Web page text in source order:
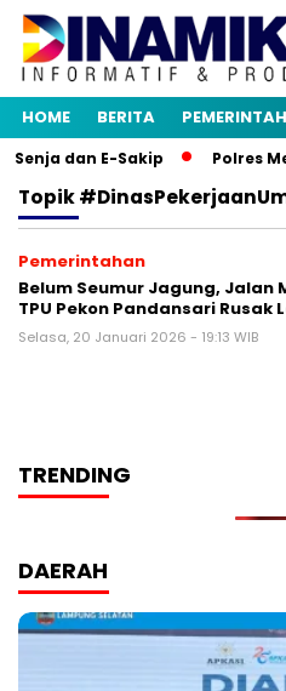
HOME BERITA
dan E-Sakip Polres
Topik
Pemerintahan
Belum Seumur Jagung, Jalan
TPU Pekon Pandansari Rusak
Selasa, 20 Januari 2026 - 19:13 WIB
TRENDING
DAERAH